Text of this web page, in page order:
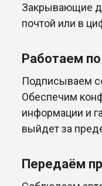
Закрывающие
почтой или в
Работаем по
Подписываем
Обеспечим
информации и
выйдет за
Передаём